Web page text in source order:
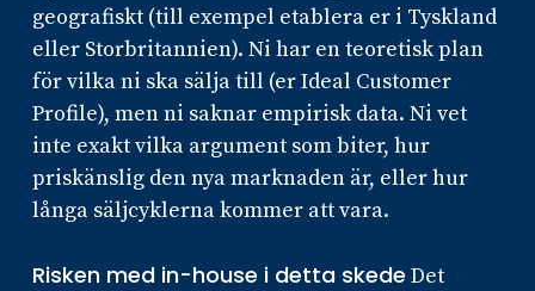
geografiskt (till exempel etablera er i Tyskland
eller Storbritannien). Ni har en teoretisk plan
för vilka ni ska sälja till (er Ideal Customer
Profile), men ni saknar empirisk data. Ni vet
inte exakt vilka argument som biter, hur
priskänslig den nya marknaden är, eller hur
långa säljcyklerna kommer att vara.
Risken med in-house i detta skede Det